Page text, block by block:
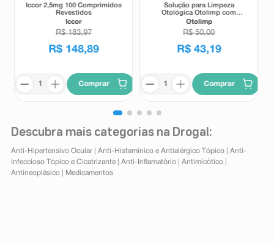
Iccor 2,5mg 100 Comprimidos
Revestidos
Iccor
R$ 183,97
R$ 148,89
Comprar
Solução para Limpeza
Otológica Otolimp com
Gotejador 2ml
Otolimp
R$ 50,00
R$ 43,19
Comprar
Descubra mais categorias na Drogal:
Anti-Hipertensivo Ocular| Anti-Histamínico e Antialérgico Tópico| Anti-
Infeccioso Tópico e Cicatrizante| Anti-Inflamatório| Antimicótico|
Antineoplásico| Medicamentos